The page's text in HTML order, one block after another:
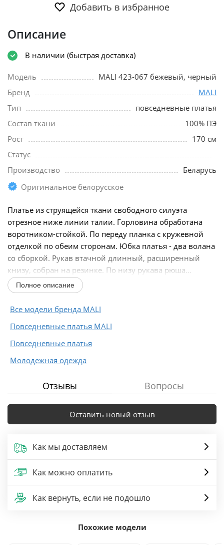
Добавить в избранное
Описание
В наличии (быстрая доставка)
Модель
MALI 423-067 бежевый, черный
Бренд
MALI
Тип
повседневные платья
Состав ткани
100% ПЭ
Рост
170 см
Статус
Производство
Беларусь
Оригинальное белорусское
Платье из струящейся ткани свободного силуэта
отрезное ниже линии талии. Горловина обработана
воротником-стойкой. По переду планка с кружевной
отделкой по обеим сторонам. Юбка платья - два волана
со сборкой. Рукав втачной длинный, расширенный
книзу, собран на резинке. По низу рукава рюша...
Полное описание
Все модели бренда MALI
Повседневные платья MALI
Повседневные платья
Молодежная одежда
Отзывы Вопросы
Оставить новый отзыв
Как мы доставляем
Как можно оплатить
Как вернуть, если не подошло
Похожие модели